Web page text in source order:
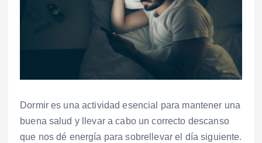
Dormir es una actividad esencial para mantener una
buena salud y llevar a cabo un correcto descanso
que nos dé energía para sobrellevar el día siguiente.